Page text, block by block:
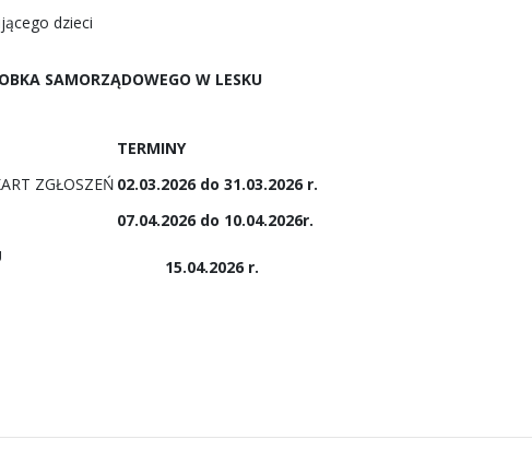
dzieci
SAMORZĄDOWEGO W LESKU
TERMINY
ZGŁOSZEŃ 02.03.2026 do 31.03.2026 r.
07.04.2026 do 10.04.2026r.
15.04.2026 r.